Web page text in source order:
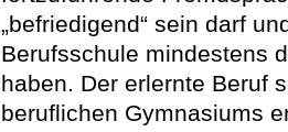
„befriedigend“ sein darf
Berufsschule mindestens
haben. Der erlernte Beruf
beruflichen Gymnasiums